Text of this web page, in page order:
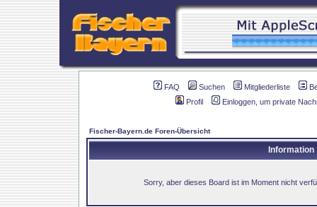
FAQ Suchen Mitgliederliste
Profil
Einloggen, um private
Fischer-Bayern.de Foren-Übersicht
Information
Sorry, aber dieses Board ist im Moment nicht